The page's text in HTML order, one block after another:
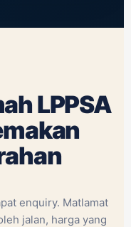
LPPSA
enquiry. Matlamat
jalan, harga yang